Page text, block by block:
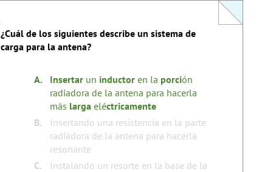
¿Cuál de los siguientes describe un sistema de
carga para la antena?
A. Insertarun inductoren la porción
radiadora de la antena para hacerla
más largaeléctricamente
B.
Insertando una resistencia en la parte
radiadora de la antena para hacerla
resonante
C.
Instalando un resorte en la base de la
T9
A02
This question does not yet have an explanation!